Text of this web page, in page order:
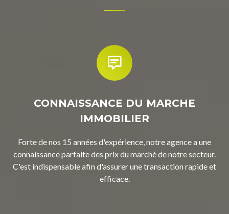
CONNAISSANCE DU MARCHE
IMMOBILIER
Forte de nos 15 années d'expérience, notre agence a une
connaissance parfaite des prix du marché de notre secteur.
C'est indispensable afin d'assurer une transaction rapide et
efficace.